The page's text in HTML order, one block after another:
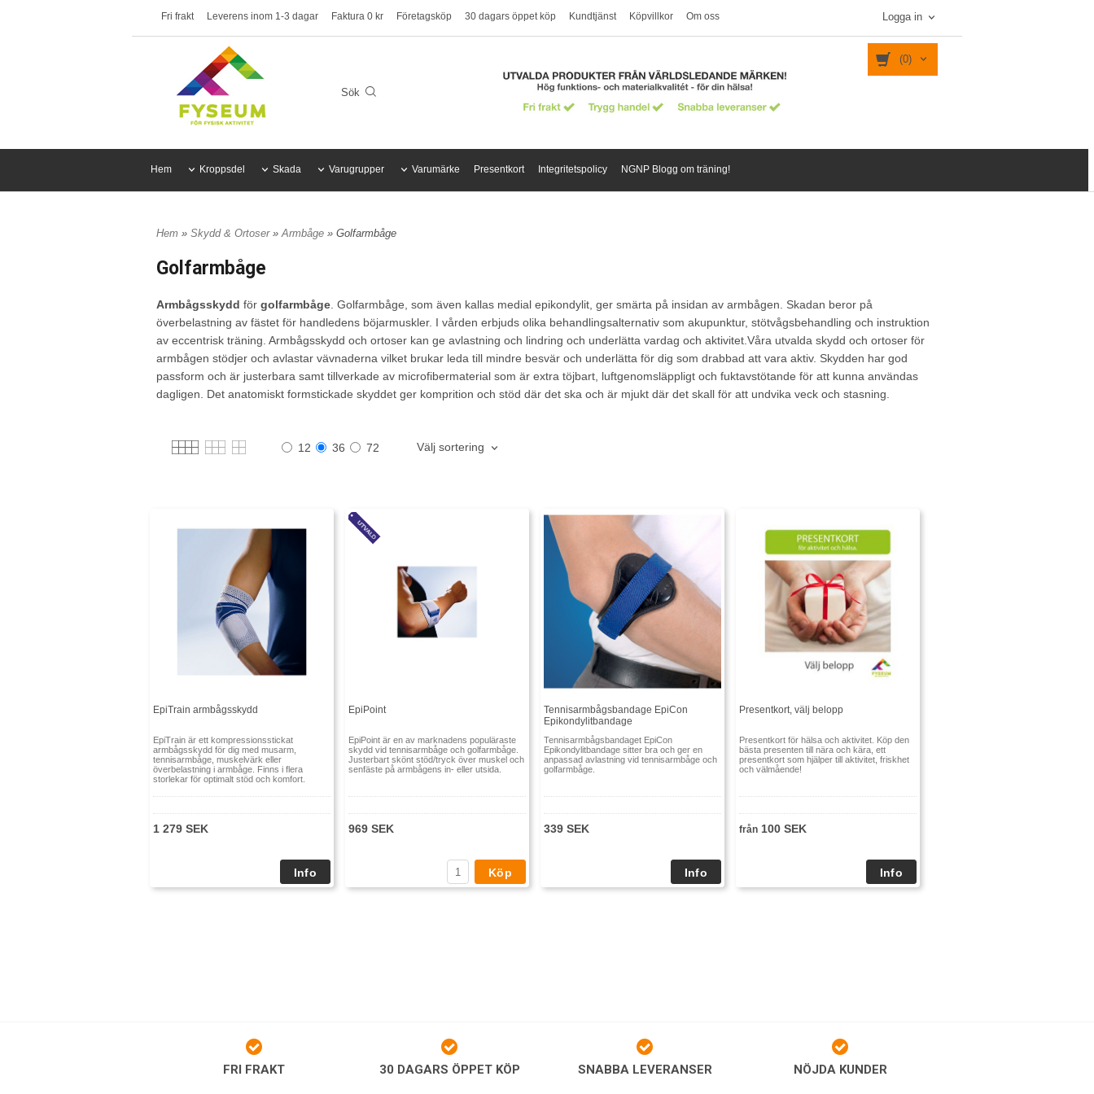
Fri frakt Leverens inom 1-3 dagar Faktura 0 kr Företagsköp 30 dagars öppet köp Kundtjänst Köpvillkor Om oss Logga in
(0)
Hem Kroppsdel Skada Varugrupper Varumärke Presentkort Integritetspolicy NGNP Blogg om träning!
Hem » Skydd & Ortoser »Armbåge » Golfarmbåge
Golfarmbåge
Armbågsskydd för golfarmbåge . Golfarmbåge, som även kallas medial epikondylit, ger smärta på insidan av armbågen. Skadan beror på
överbelastning av fästet för handledens böjarmuskler. I vården erbjuds olika behandlingsalternativ som akupunktur, stötvågsbehandling och instruktion
av eccentrisk träning. Armbågsskydd och ortoser kan ge avlastning och lindring och underlätta vardag och aktivitet.Våra utvalda skydd och ortoser för
armbågen stödjer och avlastar vävnaderna vilket brukar leda till mindre besvär och underlätta för dig som drabbad att vara aktiv. Skydden har god
passform och är justerbara samt tillverkade av microfibermaterial som är extra töjbart, luftgenomsläppligt och fuktavstötande för att kunna användas
dagligen. Det anatomiskt formstickade skyddet ger komprition och stöd där det ska och är mjukt där det skall för att undvika veck och stasning.
12 36 72 Välj sortering
EpiTrain armbågsskydd
EpiTrain är ett kompressionsstickat
armbågsskydd för dig med musarm,
tennisarmbåge, muskelvärk eller
överbelastning i armbåge. Finns i flera
storlekar för optimalt stöd och komfort.
1 279 SEK
EpiPoint
EpiPoint är en av marknadens populäraste
skydd vid tennisarmbåge och golfarmbåge.
Justerbart skönt stöd/tryck över muskel och
senfäste på armbågens in- eller utsida.
969 SEK
Köp
Tennisarmbågsbandage EpiCon
Epikondylitbandage
Tennisarmbågsbandaget EpiCon
Epikondylitbandage sitter bra och ger en
anpassad avlastning vid tennisarmbåge och
golfarmbåge.
339 SEK
Presentkort, välj belopp
Presentkort för hälsa och aktivitet. Köp den
bästa presenten till nära och kära, ett
presentkort som hjälper till aktivitet, friskhet
och välmående!
från 100 SEK
FRI FRAKT 30 DAGARS ÖPPET KÖP SNABBA LEVERANSER NÖJDA KUNDER